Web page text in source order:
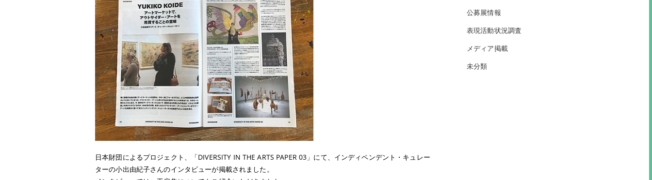
日本財団によるプロジェクト、「DIVERSITY IN THE ARTS PAPER 03」にて、インディペンデント・キュレー
ターの小出由紀子さんのインタビューが掲載されました。
公募展情報
表現活動状況調査
メディア掲載
未分類